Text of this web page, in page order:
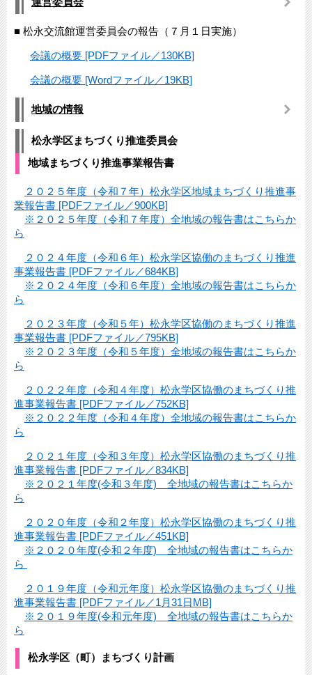
■ 松永交流館運営委員会の報告（７月１日実施）
会議の概要 [PDFファイル／130KB]
会議の概要 [Wordファイル／19KB]
地域の情報
松永学区まちづくり推進委員会
地域まちづくり推進事業報告書
２０２５年度（令和７年）松永学区地域まちづくり推進事
業報告書 [PDFファイル／900KB]
※２０２５年度（令和７年度）全地域の報告書はこちらか
ら
２０２４年度（令和６年）松永学区協働のまちづくり推進
事業報告書 [PDFファイル／684KB]
※２０２４年度（令和６年度）全地域の報告書はこちらか
ら
２０２３年度（令和５年）松永学区協働のまちづくり推進
事業報告書 [PDFファイル／795KB]
※２０２３年度（令和５年度）全地域の報告書はこちらか
ら
２０２２年度（令和４年度）松永学区協働のまちづくり推
進事業報告書 [PDFファイル／752KB]
※２０２２年度（令和４年度）全地域の報告書はこちらか
ら
２０２１年度（令和３年度）松永学区協働のまちづくり推
進事業報告書 [PDFファイル／834KB]
※２０２１年度(令和３年度) 全地域の報告書はこちらか
ら
２０２０年度（令和２年度）松永学区協働のまちづくり推
進事業報告書 [PDFファイル／451KB]
※２０２０年度(令和２年度) 全地域の報告書はこちらか
ら
２０１９年度（令和元年度）松永学区協働のまちづくり推
進事業報告書 [PDFファイル／1月31日MB]
※２０１９年度(令和元年度) 全地域の報告書はこちらか
ら
松永学区（町）まちづくり計画